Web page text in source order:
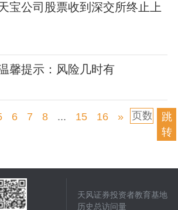
宝公司股票收到深交所终止上
馨提示：风险几时有
6 7 8 ... 15 16 »
跳
转
天风证券投资者教育基地
历史总访问量